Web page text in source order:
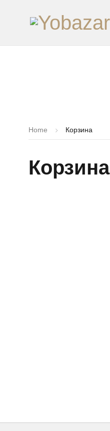
Корзина
Home Корзина